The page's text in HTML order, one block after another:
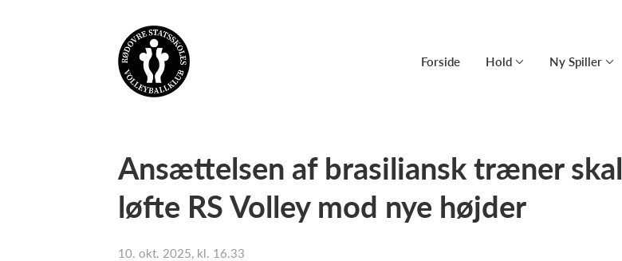
Forside Hold Ny Spiller
Ansættelsen af brasiliansk træner skal
løfte RS Volley mod nye højder
10. okt. 2025, kl. 16.33